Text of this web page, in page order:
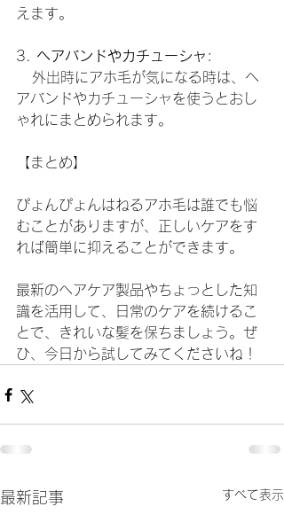
えます。
3. ヘアバンドやカチューシャ :
外出時にアホ毛が気になる時は、ヘ
アバンドやカチューシャを使うとおし
ゃれにまとめられます。
【まとめ】
ぴょんぴょんはねるアホ毛は誰でも悩
むことがありますが、正しいケアをす
れば簡単に抑えることができます。
最新のヘアケア製品やちょっとした知
識を活用して、日常のケアを続けるこ
とで、きれいな髪を保ちましょう。ぜ
ひ、今日から試してみてくださいね！
最新記事 すべて表示